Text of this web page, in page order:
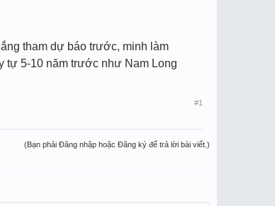
tham dự báo trước, minh làm
tự 5-10 năm trước như Nam Long
#1
(Bạn phải Đăng nhập hoặc Đăng ký để trả lời bài viết.)